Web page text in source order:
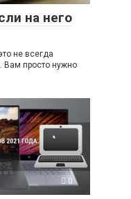
на него
не всегда
Вам просто нужно
0